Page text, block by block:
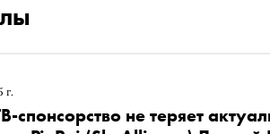
г.
спонсорство не теряет